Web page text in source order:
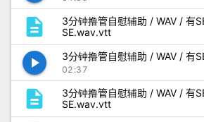
description
3分钟撸管自慰辅助 / WAV / 有
SE.wav.vtt
play_arrow 3分钟撸管自慰辅助 / WAV / 有
02:37
description
3分钟撸管自慰辅助 / WAV / 有
SE.wav.vtt